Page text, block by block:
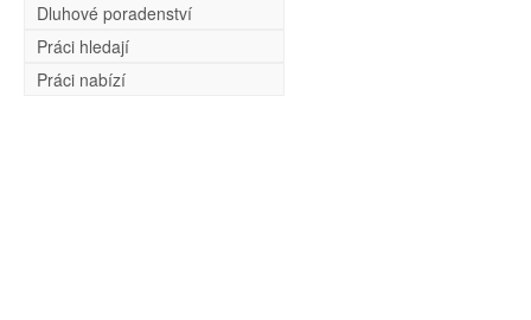
Dluhové poradenství
Práci hledají
Práci nabízí